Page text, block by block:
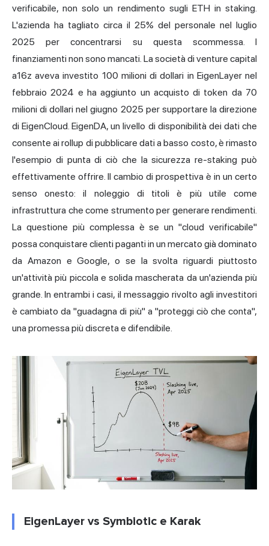
verificabile, non solo un rendimento sugli ETH in staking.
L'azienda ha tagliato circa il 25% del personale nel luglio
2025 per concentrarsi su questa scommessa. I
finanziamenti non sono mancati. La società di venture capital
a16z aveva investito 100 milioni di dollari in EigenLayer nel
febbraio 2024 e ha aggiunto un acquisto di token da 70
milioni di dollari nel giugno 2025 per supportare la direzione
di EigenCloud. EigenDA, un livello di disponibilità dei dati che
consente ai rollup di pubblicare dati a basso costo, è rimasto
l'esempio di punta di ciò che la sicurezza re-staking può
effettivamente offrire. Il cambio di prospettiva è in un certo
senso onesto: il noleggio di titoli è più utile come
infrastruttura che come strumento per generare rendimenti.
La questione più complessa è se un "cloud verificabile"
possa conquistare clienti paganti in un mercato già dominato
da Amazon e Google, o se la svolta riguardi piuttosto
un'attività più piccola e solida mascherata da un'azienda più
grande. In entrambi i casi, il messaggio rivolto agli investitori
è cambiato da "guadagna di più" a "proteggi ciò che conta",
una promessa più discreta e difendibile.
EigenLayer vs Symbiotic e Karak